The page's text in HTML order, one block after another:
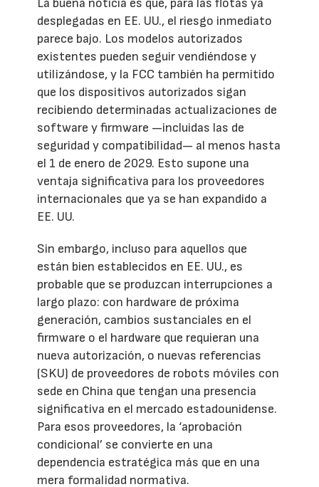
La buena noticia es que, para las flotas ya
desplegadas en EE. UU., el riesgo inmediato
parece bajo. Los modelos autorizados
existentes pueden seguir vendiéndose y
utilizándose, y la FCC también ha permitido
que los dispositivos autorizados sigan
recibiendo determinadas actualizaciones de
software y firmware —incluidas las de
seguridad y compatibilidad— al menos hasta
el 1 de enero de 2029. Esto supone una
ventaja significativa para los proveedores
internacionales que ya se han expandido a
EE. UU.
Sin embargo, incluso para aquellos que
están bien establecidos en EE. UU., es
probable que se produzcan interrupciones a
largo plazo: con hardware de próxima
generación, cambios sustanciales en el
firmware o el hardware que requieran una
nueva autorización, o nuevas referencias
(SKU) de proveedores de robots móviles con
sede en China que tengan una presencia
significativa en el mercado estadounidense.
Para esos proveedores, la ‘aprobación
condicional’ se convierte en una
dependencia estratégica más que en una
mera formalidad normativa.